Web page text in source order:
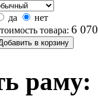
да
нет
товара: 6 070
раму: